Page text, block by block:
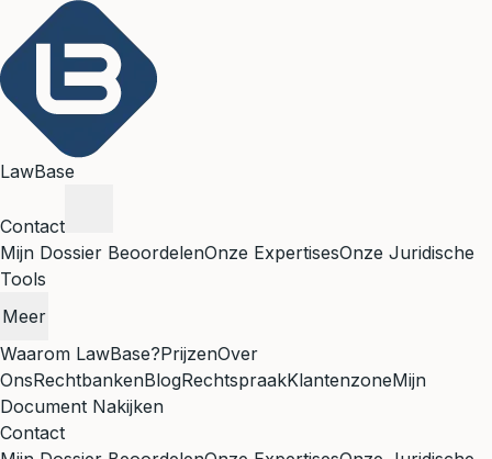
LawBase
Contact
Mijn Dossier BeoordelenOnze ExpertisesOnze Juridische
Tools
Meer
Waarom LawBase?PrijzenOver
OnsRechtbankenBlogRechtspraakKlantenzoneMijn
Document Nakijken
Contact